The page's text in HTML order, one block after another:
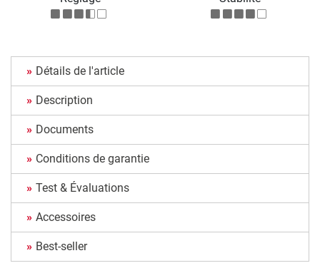
Détails de l'article
Description
Documents
Conditions de garantie
Test & Évaluations
Accessoires
Best-seller